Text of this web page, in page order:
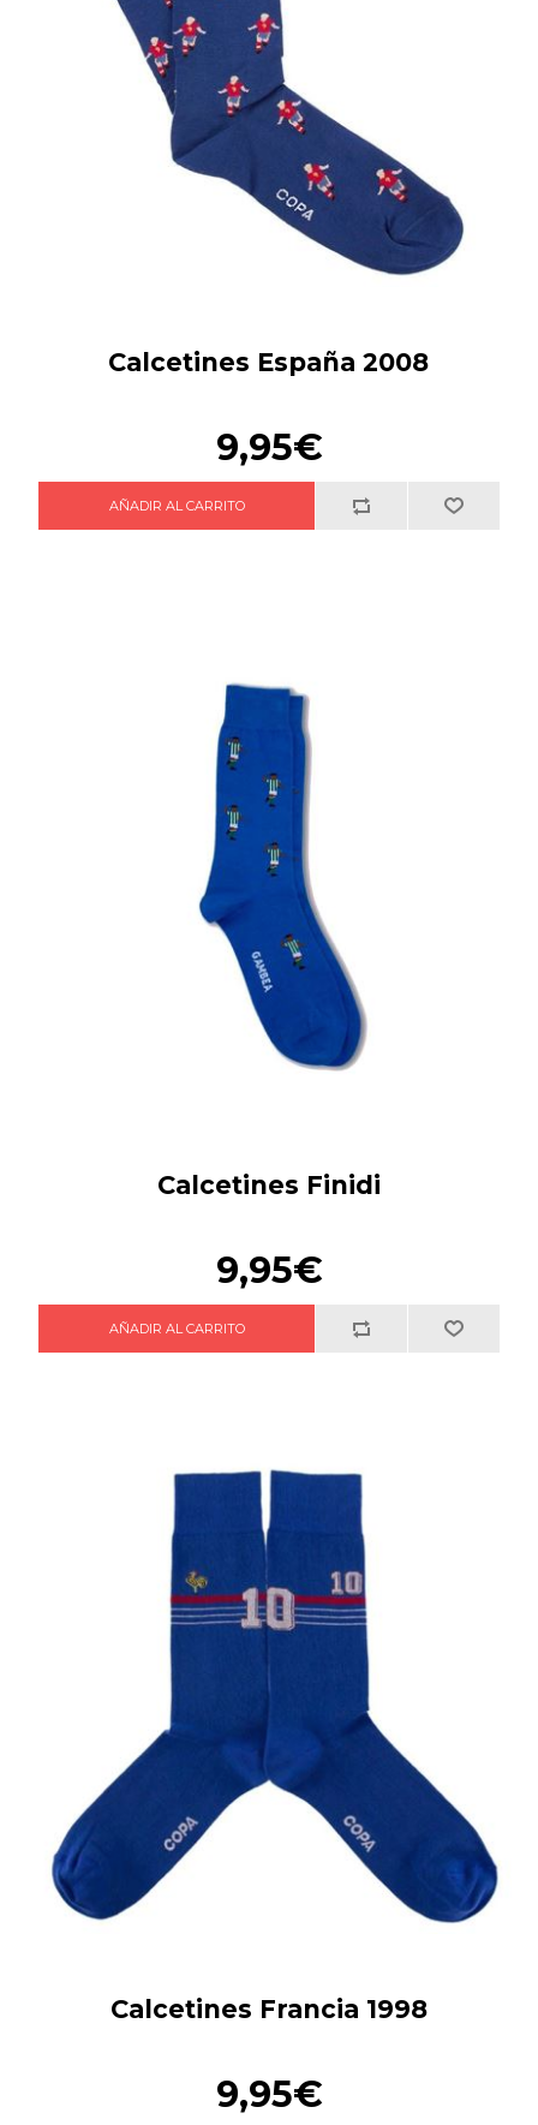
Calcetines España 2008
9,95€
Calcetines Finidi
9,95€
Calcetines Francia 1998
9,95€